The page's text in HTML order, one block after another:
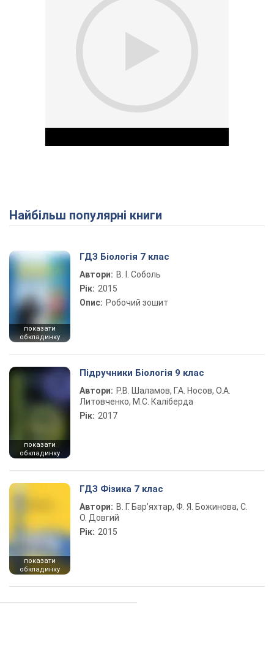
Play Video
Найбільш популярні книги
показати
обкладинку
ГДЗ Біологія 7 клас
Автори: В. І. Соболь
Рік: 2015
Опис: Робочий зошит
показати
обкладинку
Підручники Біологія 9 клас
Автори: Р.В. Шаламов, Г.А. Носов, О.А.
Литовченко, М.С. Каліберда
Рік: 2017
показати
обкладинку
ГДЗ Фізика 7 клас
Автори: В. Г. Бар’яхтар, Ф. Я. Божинова, С.
О. Довгий
Рік: 2015